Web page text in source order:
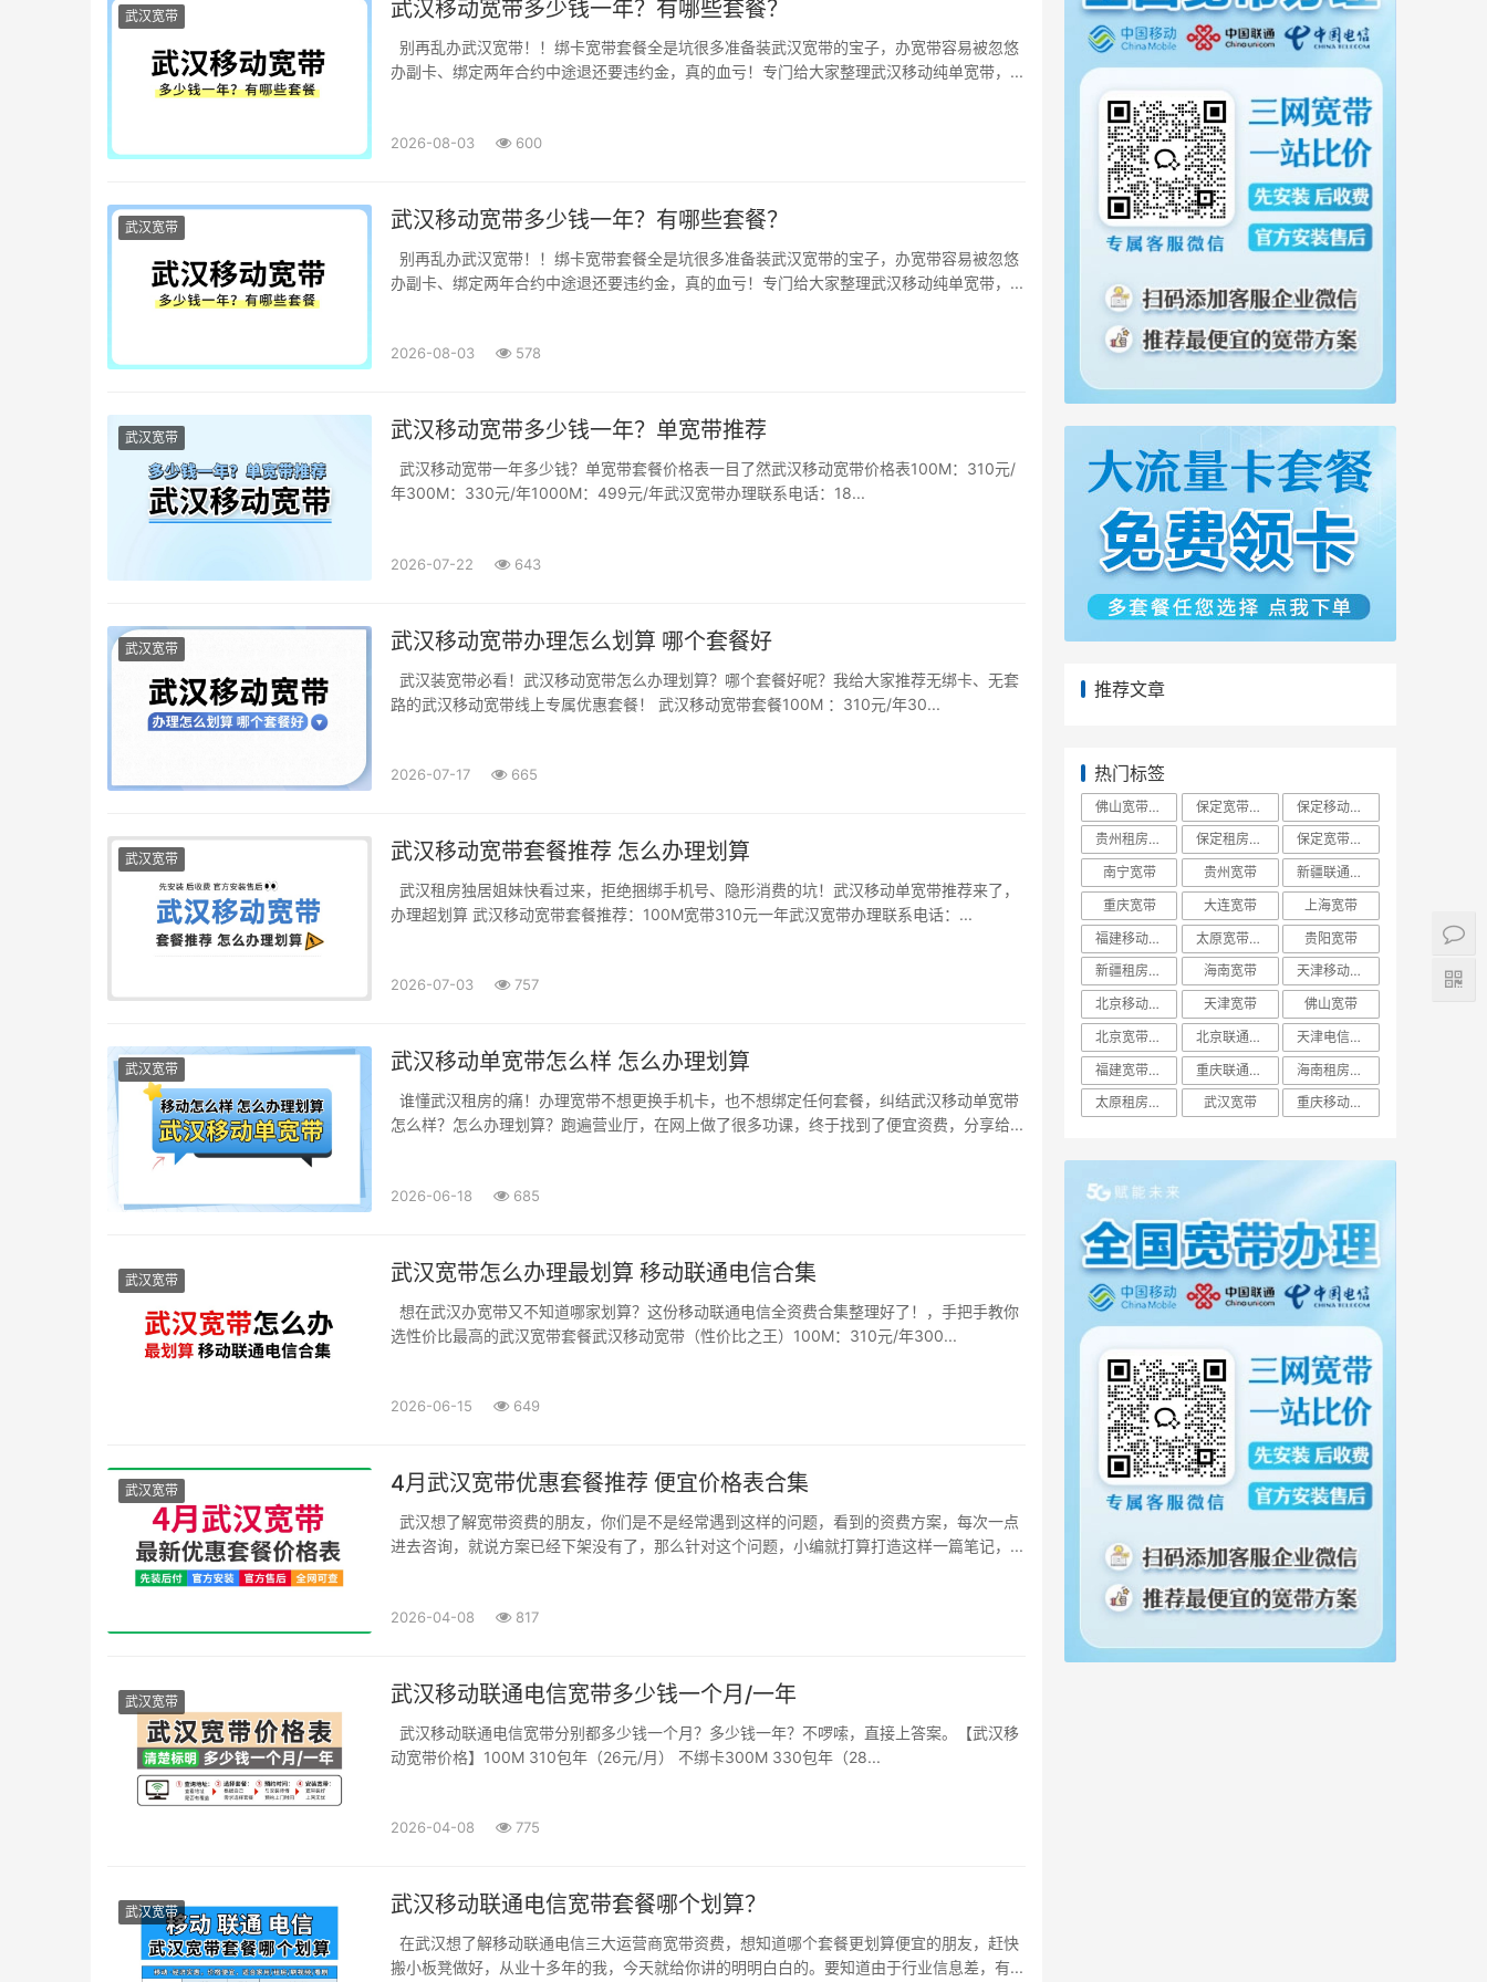
武汉宽带 武汉移动宽带多少钱一年？有哪些套餐？
别再乱办武汉宽带！！绑卡宽带套餐全是坑很多准备装武汉宽带的宝子，办宽带容易被忽悠
办副卡、绑定两年合约中途退还要违约金，真的血亏！专门给大家整理武汉移动纯单宽带，...
2026-08-03 600
武汉宽带 武汉移动宽带多少钱一年？有哪些套餐？
别再乱办武汉宽带！！绑卡宽带套餐全是坑很多准备装武汉宽带的宝子，办宽带容易被忽悠
办副卡、绑定两年合约中途退还要违约金，真的血亏！专门给大家整理武汉移动纯单宽带，...
2026-08-03 578
武汉宽带 武汉移动宽带多少钱一年？单宽带推荐
武汉移动宽带一年多少钱？单宽带套餐价格表一目了然武汉移动宽带价格表100M：310元/
年300M：330元/年1000M：499元/年武汉宽带办理联系电话：18...
2026-07-22 643
武汉宽带 武汉移动宽带办理怎么划算 哪个套餐好
武汉装宽带必看！武汉移动宽带怎么办理划算？哪个套餐好呢？我给大家推荐无绑卡、无套
路的武汉移动宽带线上专属优惠套餐！ 武汉移动宽带套餐100M ：310元/年30...
2026-07-17 665
武汉宽带 武汉移动宽带套餐推荐 怎么办理划算
武汉租房独居姐妹快看过来，拒绝捆绑手机号、隐形消费的坑！武汉移动单宽带推荐来了，
办理超划算 武汉移动宽带套餐推荐：100M宽带310元一年武汉宽带办理联系电话：...
2026-07-03 757
武汉宽带 武汉移动单宽带怎么样 怎么办理划算
谁懂武汉租房的痛！办理宽带不想更换手机卡，也不想绑定任何套餐，纠结武汉移动单宽带
怎么样？怎么办理划算？跑遍营业厅，在网上做了很多功课，终于找到了便宜资费，分享给...
2026-06-18 685
武汉宽带 武汉宽带怎么办理最划算 移动联通电信合集
想在武汉办宽带又不知道哪家划算？这份移动联通电信全资费合集整理好了！，手把手教你
选性价比最高的武汉宽带套餐武汉移动宽带（性价比之王）100M：310元/年300...
2026-06-15 649
武汉宽带 4月武汉宽带优惠套餐推荐 便宜价格表合集
武汉想了解宽带资费的朋友，你们是不是经常遇到这样的问题，看到的资费方案，每次一点
进去咨询，就说方案已经下架没有了，那么针对这个问题，小编就打算打造这样一篇笔记，...
2026-04-08 817
武汉宽带 武汉移动联通电信宽带多少钱一个月/一年
武汉移动联通电信宽带分别都多少钱一个月？多少钱一年？不啰嗦，直接上答案。【武汉移
动宽带价格】100M 310包年（26元/月） 不绑卡300M 330包年（28...
2026-04-08 775
武汉宽带 武汉移动联通电信宽带套餐哪个划算？
在武汉想了解移动联通电信三大运营商宽带资费，想知道哪个套餐更划算便宜的朋友，赶快
搬小板凳做好，从业十多年的我，今天就给你讲的明明白白的。要知道由于行业信息差，有...
推荐文章
热门标签
佛山宽带报装 保定宽带办理
保定移动宽带
贵州租房宽带
保定租房宽带
保定宽带报装
南宁宽带
贵州宽带
新疆联通宽带
重庆宽带
大连宽带
上海宽带
福建移动宽带
太原宽带办理
贵阳宽带
新疆租房宽带
海南宽带
天津移动宽带
北京移动宽带
天津宽带
佛山宽带
北京宽带办理
北京联通宽带
天津电信宽带
福建宽带办理
重庆联通宽带
海南租房宽带
太原租房宽带
武汉宽带 重庆移动宽带